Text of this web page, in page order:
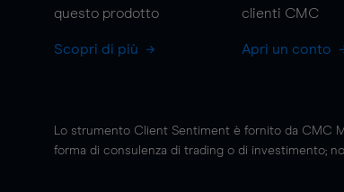
questo prodotto
Scopri di più
clienti CMC
Apri un conto
Lo strumento Client Sentiment è fornito da CMC
forma di consulenza di trading o di investimento;